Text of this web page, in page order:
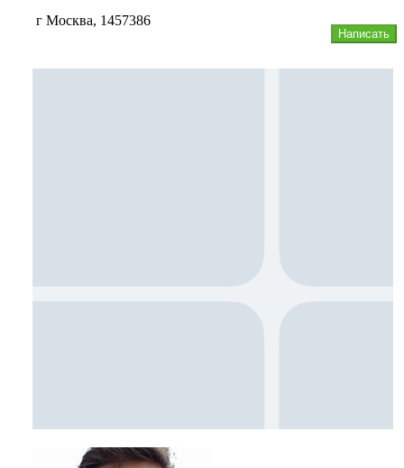
Написать
г Москва, 1457386